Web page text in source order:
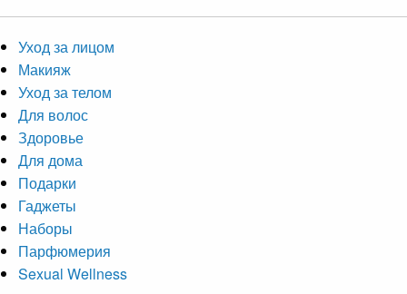
Уход за лицом
Макияж
Уход за телом
Для волос
Здоровье
Для дома
Подарки
Гаджеты
Наборы
Парфюмерия
Sexual Wellness